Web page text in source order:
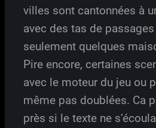
villes sont cantonnées à
avec des tas de
seulement quelques
Pire encore, certaines
avec le moteur du jeu ou
même pas doublées. Ca
près si le texte ne